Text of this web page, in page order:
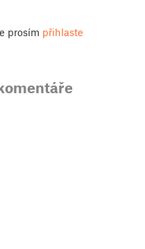
prosím přihlaste